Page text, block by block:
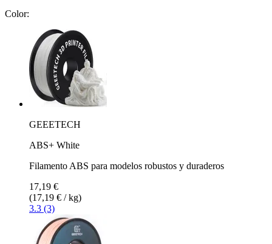
Color:
GEEETECH
ABS+ White
Filamento ABS para modelos robustos y duraderos
17,19 €
(17,19 € / kg)
3.3 (3)